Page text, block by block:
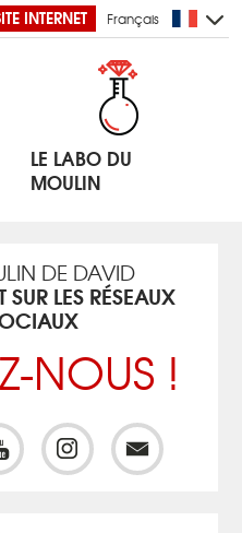
INTERNET Français
LE LABO DU
MOULIN
DE DAVID
SUR LES RÉSEAUX
NOUS !